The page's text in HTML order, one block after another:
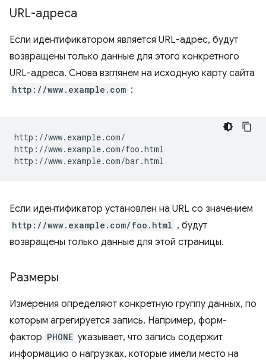
URL-адреса
Если идентификатором является URL-адрес, будут
возвращены только данные для этого конкретного
URL-адреса. Снова взглянем на исходную карту сайта
http://www.example.com :
http://www.example.com/
http://www.example.com/foo.html
Если идентификатор установлен на URL со значением
http://www.example.com/foo.html , будут
возвращены только данные для этой страницы.
Размеры
Измерения определяют конкретную группу данных, по
которым агрегируется запись. Например, форм-
фактор PHONE указывает, что запись содержит
информацию о нагрузках, которые имели место на